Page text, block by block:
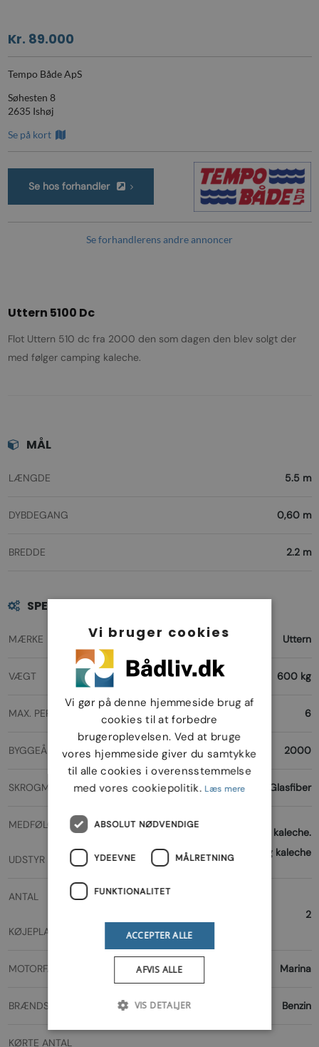
Kr. 89.000
Tempo Både ApS
Søhesten 8
2635 Ishøj
Se på kort
Se hos forhandler
Se forhandlerens andre annoncer
Uttern 5100 Dc
Flot Uttern 510 dc fra 2000 den som dagen den blev solgt der
med følger camping kaleche.
MÅL
LÆNGDE 5.5 m
DYBDEGANG 0,60 m
BREDDE 2.2 m
SPECIFIKATIONER
MÆRKE Uttern
VÆGT 600 kg
MAX. PERSONER 6
BYGGEÅR 2000
SKROGMATERIALE Glasfiber
MEDFØLGENDE
UDSTYR
Garmin ekkolod /kortplotter havne kaleche.
campilg kaleche
ANTAL
KØJEPLADSER
2
MOTORFABRIKAT Marina
BRÆNDSTOFTYPE Benzin
KØRTE ANTAL
Vi bruger cookies
Vi gør på denne hjemmeside brug af
cookies til at forbedre
brugeroplevelsen. Ved at bruge
vores hjemmeside giver du samtykke
til alle cookies i overensstemmelse
med vores cookiepolitik. Læs mere
ABSOLUT NØDVENDIGE
YDEEVNE MÅLRETNING
FUNKTIONALITET
ACCEPTER ALLE
AFVIS ALLE
VIS DETALJER